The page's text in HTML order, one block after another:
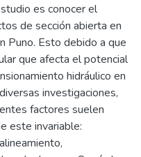
es conocer el
de sección abierta en
Puno. Esto debido a que
que afecta el potencial
hidráulico en
investigaciones,
factores suelen
este invariable: